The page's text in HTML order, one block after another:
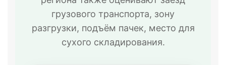
грузового транспорта, зону
разгрузки, подъём пачек, место для
сухого складирования.